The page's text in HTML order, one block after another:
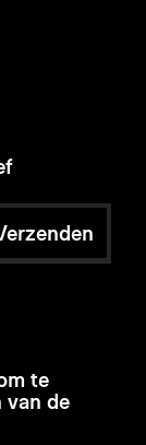
te
van de